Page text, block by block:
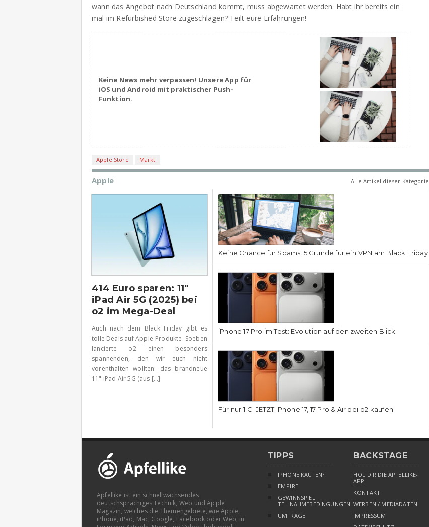
wann das Angebot nach Deutschland kommt, muss abgewartet werden. Habt ihr bereits ein
mal im Refurbished Store zugeschlagen? Teilt eure Erfahrungen!
Keine News mehr verpassen! Unsere App für
iOS und Android mit praktischer Push-
Funktion.
Apple Store Markt
Apple Alle Artikel dieser Kategorie
414 Euro sparen: 11″
iPad Air 5G (2025) bei
o2 im Mega-Deal
Auch nach dem Black Friday gibt es
tolle Deals auf Apple-Produkte. Soeben
lancierte o2 einen besonders
spannenden, den wir euch nicht
vorenthalten wollten: das brandneue
11" iPad Air 5G (aus [...]
Keine Chance für Scams: 5 Gründe für ein VPN am Black Friday
iPhone 17 Pro im Test: Evolution auf den zweiten Blick
Für nur 1 €: JETZT iPhone 17, 17 Pro & Air bei o2 kaufen
Apfellike ist ein schnellwachsendes
deutschsprachiges Technik, Web und Apple
Magazin, welches die Themengebiete, wie Apple,
iPhone, iPad, Mac, Google, Facebook oder Web, in
TIPPS
IPHONE KAUFEN?
EMPIRE
GEWINNSPIEL
TEILNAHMEBEDINGUNGEN
UMFRAGE
BACKSTAGE
HOL DIR DIE APFELLIKE-
APP!
KONTAKT
WERBEN / MEDIADATEN
IMPRESSUM